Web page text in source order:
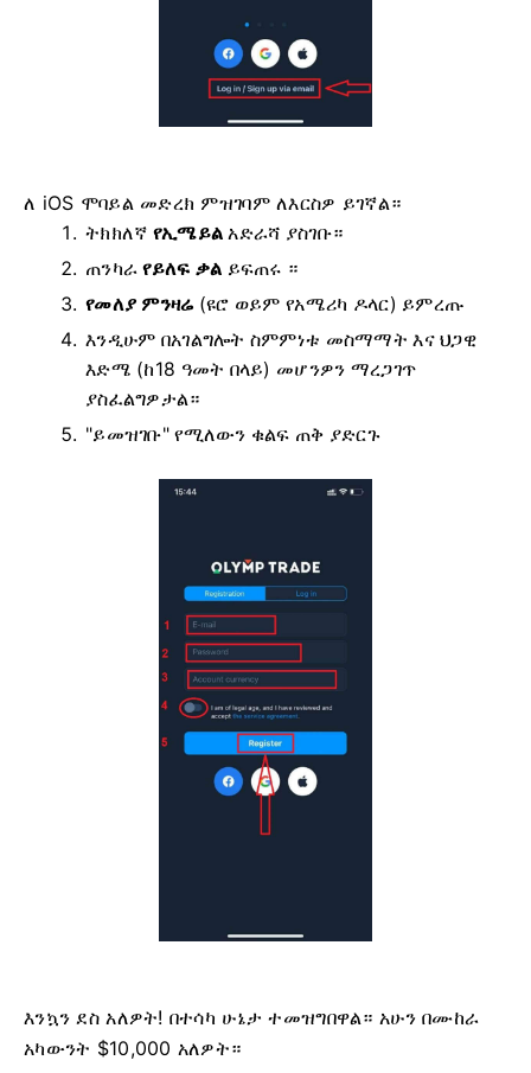
ለ iOS ሞባይል መድረክ ምዝገባም ለእርስዎ ይገኛል።
ትክክለኛ የኢሜይል አድራሻ ያስገቡ።
ጠንካራየይለፍ ቃል ይፍጠሩ ።
የመለያ ምንዛሬ (ዩሮ ወይም የአሜሪካ ዶላር) ይምረጡ
እንዲሁም በአገልግሎት ስምምነቱ መስማማት እና ህጋዊ
እድሜ (ከ18 ዓመት በላይ) መሆንዎን ማረጋገጥ
ያስፈልግዎታል።
"ይመዝገቡ" የሚለውን ቁልፍ ጠቅ ያድርጉ
እንኳን ደስ አለዎት! በተሳካ ሁኔታ ተመዝግበዋል። አሁን በሙከራ
አካውንት $10,000 አለዎት።